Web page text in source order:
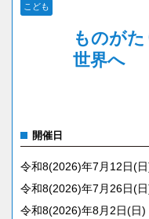
こども
ものが
世界へ
開催日
令和8(2026)年7月12日(
令和8(2026)年7月26日(
令和8(2026)年8月2日(日)